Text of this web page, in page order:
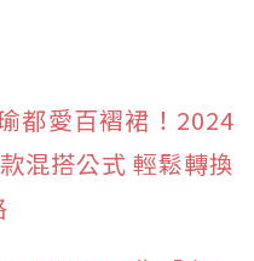
都愛百褶裙！2024
混搭公式 輕鬆轉換